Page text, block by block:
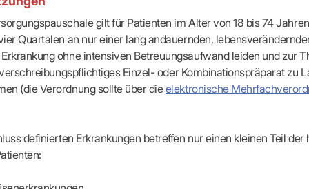
Informationsangebot
PRAXIS
& Businessplan
& Schweigepflicht
Hybrid-DRG
DMP
Innovationsfonds
CONFIDENCE
PRIMA
Verträge von A – Z
gilt für Patienten im Alter von 18 bis 74
Quartalen an nur einer lang andauernden,
ohne intensiven Betreuungsaufwand leiden und zur
Einzel- oder Kombinationspräparat zu
(die Verordnung sollte über dieelektronische
definierten Erkrankungen betreffen nur einen kleinen Teil der